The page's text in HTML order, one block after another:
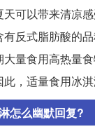
可以带来清凉
反式脂肪酸的
量食用高热量食
，适量食用冰淇
怎么幽默回复?